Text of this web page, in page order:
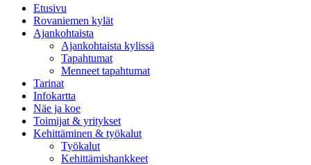
Etusivu
Rovaniemen kylät
Ajankohtaista
Ajankohtaista kylissä
Tapahtumat
Menneet tapahtumat
Tarinat
Infokartta
Näe ja koe
Toimijat & yritykset
Kehittäminen & työkalut
Työkalut
Kehittämishankkeet